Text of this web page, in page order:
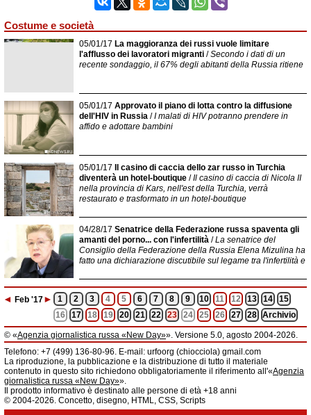
Costume e società
05/01/17 La maggioranza dei russi vuole limitare
l'afflusso dei lavoratori migranti /Secondo i dati di un
recente sondaggio, il 67% degli abitanti della Russia ritiene
05/01/17 Approvato il piano di lotta contro la diffusione
dell'HIV in Russia /I malati di HIV potranno prendere in
affido e adottare bambini
05/01/17
Il casino di caccia dello zar russo in Turchia
diventerà un hotel-boutique /Il casino di caccia di Nicola II
nella provincia di Kars, nell'est della Turchia, verrà
restaurato e trasformato in un hotel-boutique
04/28/17 Senatrice della Federazione russa spaventa gli
amanti del porno... con l'infertilità /La senatrice del
Consiglio della Federazione della Russia Elena Mizulina ha
fatto una dichiarazione discutibile sul legame tra l'infertilità e
◄ Feb '17► 1 2 3 4 5 6 7 8 9 10 11 12 13 14
15
16
17 18 19 20 21 22 23 24 25 26 27 28 Archivio
© «Agenzia giornalistica russa «New Day»». Versione 5.0, agosto 2004-2026.
Informazioni
Agenzia giornalistica russa «New Day» registrata dal Servizio federale di
telecomunicazioni, tecnologie informatiche e mass media della Federazione
Russa. Certificato di registrazione dei mass media: EL № FS 77 - 61044 del 5
marzo 2015.
Fondatore: «New Day» S.r.l., indirizzo di redazione: 620014, città di
Ekaterinburgo, via Radišev, pal.6, scala «А», uff. 1104.
Telefono: +7 (499) 136-80-96. E-mail: urfoorg (chiocciola) gmail.com
La riproduzione, la pubblicazione e la distribuzione di tutto il materiale
contenuto in questo sito richiedono obbligatoriamente il riferimento all'«Agenzia
giornalistica russa «New Day»».
Il prodotto informativo è destinato alle persone di età +18 anni
© 2004-2026. Concetto, disegno, HTML, CSS, Scripts